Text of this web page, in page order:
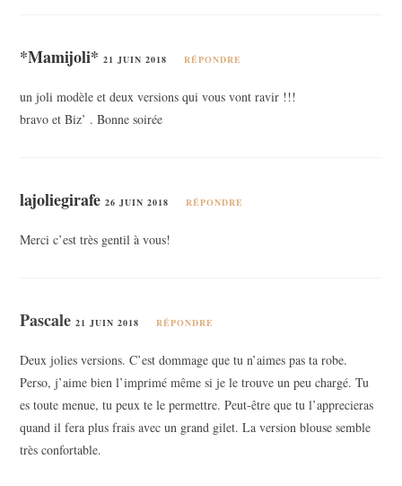
*Mamijoli* 21 JUIN 2018 RÉPONDRE
un joli modèle et deux versions qui vous vont ravir !!!
bravo et Biz’ . Bonne soirée
lajoliegirafe 26 JUIN 2018 RÉPONDRE
Merci c’est très gentil à vous!
Pascale21 JUIN 2018 RÉPONDRE
Deux jolies versions. C’est dommage que tu n’aimes pas ta robe.
Perso, j’aime bien l’imprimé même si je le trouve un peu chargé. Tu
es toute menue, tu peux te le permettre. Peut-être que tu l’apprecieras
quand il fera plus frais avec un grand gilet. La version blouse semble
très confortable.